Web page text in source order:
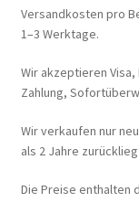
Versandkosten pro
1–3 Werktage.
Wir akzeptieren Visa,
Zahlung,
Wir verkaufen nur
als 2 Jahre
Die Preise enthalten